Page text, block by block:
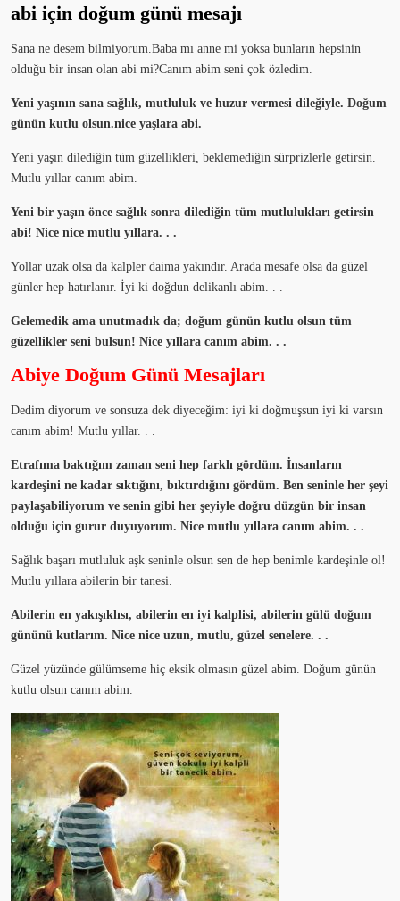
abi için doğum günü mesajı
Sana ne desem bilmiyorum.Baba mı anne mi yoksa bunların hepsinin
olduğu bir insan olan abi mi?Canım abim seni çok özledim.
Yeni yaşının sana sağlık, mutluluk ve huzur vermesi dileğiyle. Doğum
günün kutlu olsun.nice yaşlara abi.
Yeni yaşın dilediğin tüm güzellikleri, beklemediğin sürprizlerle getirsin.
Mutlu yıllar canım abim.
Yeni bir yaşın önce sağlık sonra dilediğin tüm mutlulukları getirsin
abi! Nice nice mutlu yıllara. . .
Yollar uzak olsa da kalpler daima yakındır. Arada mesafe olsa da güzel
günler hep hatırlanır. İyi ki doğdun delikanlı abim. . .
Gelemedik ama unutmadık da; doğum günün kutlu olsun tüm
güzellikler seni bulsun! Nice yıllara canım abim. . .
Abiye Doğum Günü Mesajları
Dedim diyorum ve sonsuza dek diyeceğim: iyi ki doğmuşsun iyi ki varsın
canım abim! Mutlu yıllar. . .
Etrafıma baktığım zaman seni hep farklı gördüm. İnsanların
kardeşini ne kadar sıktığını, bıktırdığını gördüm. Ben seninle her şeyi
paylaşabiliyorum ve senin gibi her şeyiyle doğru düzgün bir insan
olduğu için gurur duyuyorum. Nice mutlu yıllara canım abim. . .
Sağlık başarı mutluluk aşk seninle olsun sen de hep benimle kardeşinle ol!
Mutlu yıllara abilerin bir tanesi.
Abilerin en yakışıklısı, abilerin en iyi kalplisi, abilerin gülü doğum
gününü kutlarım. Nice nice uzun, mutlu, güzel senelere. . .
Güzel yüzünde gülümseme hiç eksik olmasın güzel abim. Doğum günün
kutlu olsun canım abim.